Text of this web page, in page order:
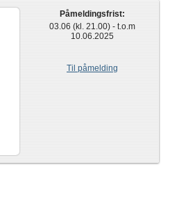
Påmeldingsfrist:
03.06 (kl. 21.00) - t.o.m
10.06.2025
Til påmelding